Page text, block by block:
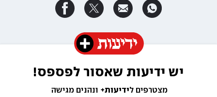
יש ידיעות שאסור לפספס!
מצטרפים לידיעות+ ונהנים מגישה